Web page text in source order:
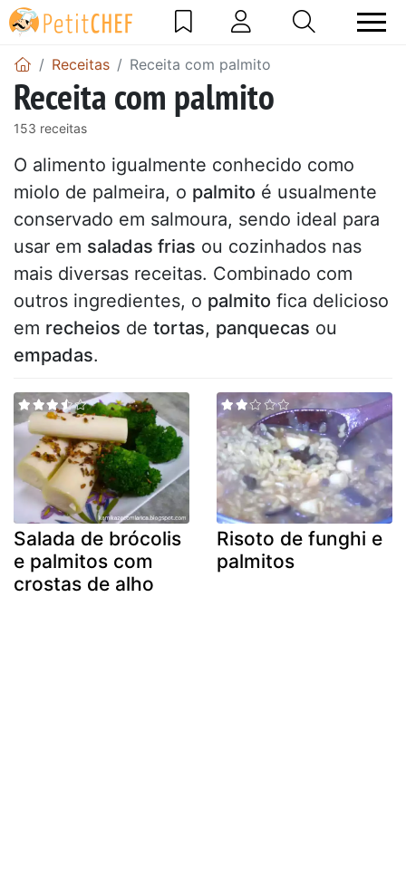
Receitas Receita com palmito
Receita com palmito
153 receitas
O alimento igualmente conhecido como
miolo de palmeira, o palmito é usualmente
conservado em salmoura, sendo ideal para
usar em saladas frias ou cozinhados nas
mais diversas receitas. Combinado com
outros ingredientes, o palmito fica delicioso
em recheios de tortas, panquecas ou
empadas.
Salada de brócolis
e palmitos com
crostas de alho
Risoto de funghi e
palmitos